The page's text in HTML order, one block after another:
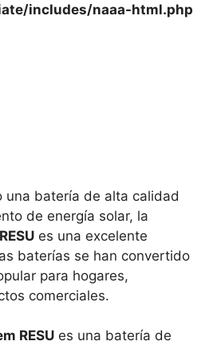
includes/naaa-html.php
una batería de alta calidad
de energía solar, la
es una excelente
baterías se han convertido
para hogares,
comerciales.
RESU es una batería de